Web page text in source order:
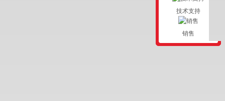
技术支持
销售